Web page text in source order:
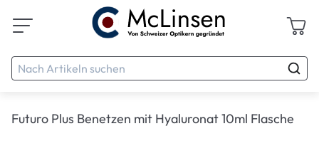
Futuro Plus Benetzen mit Hyaluronat 10ml Flasche